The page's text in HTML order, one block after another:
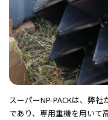
スーパーNP-PACKは、弊
であり、専用重機を用いて